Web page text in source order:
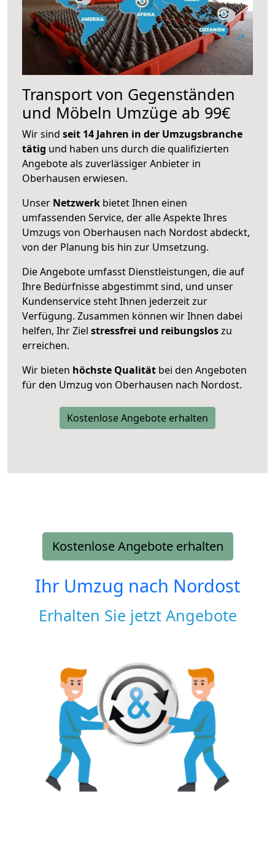
Transport von Gegenständen
und Möbeln Umzüge ab 99€
Wir sind seit 14 Jahren in der Umzugsbranche
tätig und haben uns durch die qualifizierten
Angebote als zuverlässiger Anbieter in
Oberhausen erwiesen.
Unser Netzwerk bietet Ihnen einen
umfassenden Service, der alle Aspekte Ihres
Umzugs von Oberhausen nach Nordost abdeckt,
von der Planung bis hin zur Umsetzung.
Die Angebote umfasst Dienstleistungen, die auf
Ihre Bedürfnisse abgestimmt sind, und unser
Kundenservice steht Ihnen jederzeit zur
Verfügung. Zusammen können wir Ihnen dabei
helfen, Ihr Ziel stressfrei und reibungsloszu
erreichen.
Wir bieten höchste Qualität bei den Angeboten
für den Umzug von Oberhausen nach Nordost.
Kostenlose Angebote erhalten
Kostenlose Angebote erhalten
Ihr Umzug nach Nordost
Erhalten Sie jetzt Angebote